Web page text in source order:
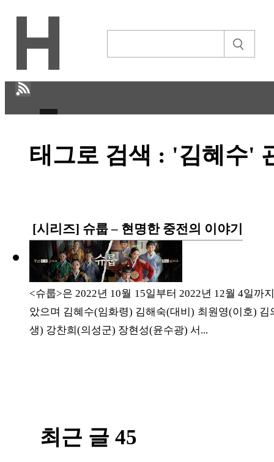
CULTURE
STORY
ABOUT
ETC
태그로 검색 : '김혜수'
[시리즈] 슈룹 – 현명한 중전의 이야기
<슈룹>은 2022년 10월 15일부터 2022년 12월 4일
았으며 김혜수(임화령) 김해숙(대비) 최원영(이호)
생) 강찬희(의성군) 장현성(윤수광) 서...
최근 글 45